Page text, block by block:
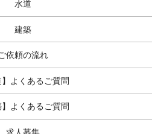
水道
建築
依頼の流れ
】よくあるご質問
】よくあるご質問
求人募集